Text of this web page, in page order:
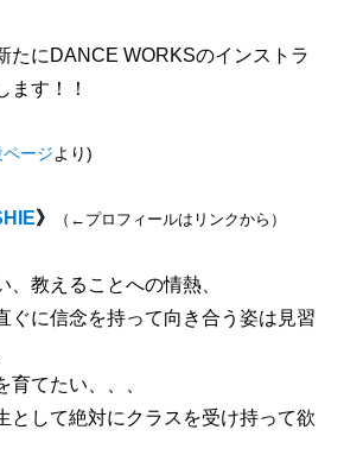
たにDANCE WORKSのインストラ
ます！！
ージより)
》 （←プロフィールはリンクから）
、教えることへの情熱、
ぐに信念を持って向き合う姿は見習
育てたい、、、
として絶対にクラスを受け持って欲